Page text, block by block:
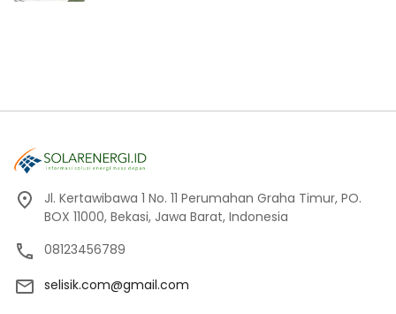
Jl. Kertawibawa 1 No. 11 Perumahan Graha Timur, PO.
BOX 11000, Bekasi, Jawa Barat, Indonesia
08123456789
selisik.com@gmail.com